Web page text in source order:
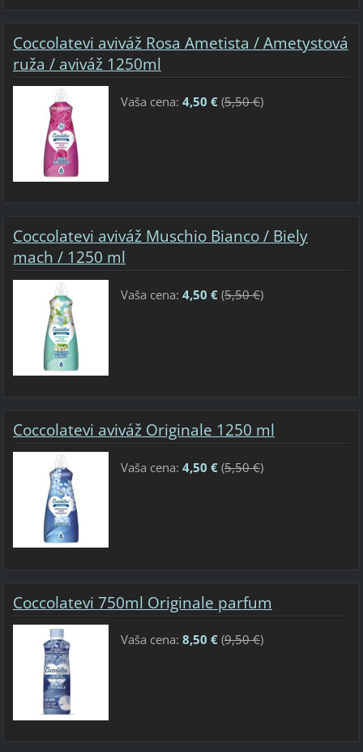
Coccolatevi aviváž Rosa Ametista / Ametystová
ruža / aviváž 1250ml
Vaša cena: 4,50 €(5,50 €)
Coccolatevi aviváž Muschio Bianco / Biely
mach / 1250 ml
Vaša cena: 4,50 €(5,50 €)
Coccolatevi aviváž Originale 1250 ml
Vaša cena: 4,50 €(5,50 €)
Coccolatevi 750ml Originale parfum
Vaša cena: 8,50 €(9,50 €)